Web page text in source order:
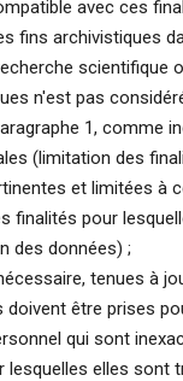
avec ces
fins archivistiques
scientifique
n'est pas
1, comme
(limitation des
et limitées à
finalités pour
des données) ;
tenues à
doivent être prises
qui sont
lesquelles elles sont